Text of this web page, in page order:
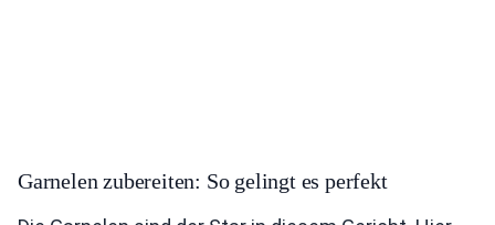
Garnelen zubereiten: So gelingt es perfekt